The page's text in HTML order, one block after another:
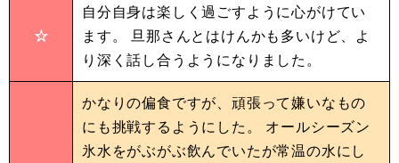
☆
自分自身は楽しく過ごすように心がけてい
ます。 旦那さんとはけんかも多いけど、よ
り深く話し合うようになりました。
かなりの偏食ですが、頑張って嫌いなもの
にも挑戦するようにした。 オールシーズン
氷水をがぶがぶ飲んでいたが常温の水にし